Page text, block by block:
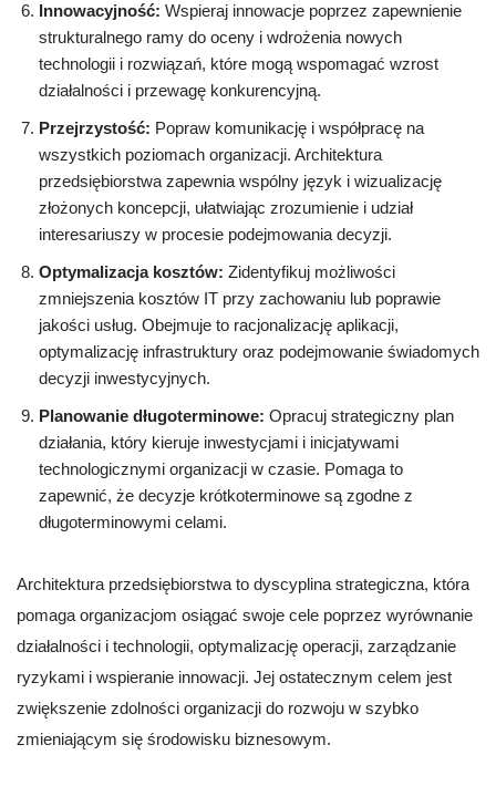
Innowacyjność: Wspieraj innowacje poprzez zapewnienie
strukturalnego ramy do oceny i wdrożenia nowych
technologii i rozwiązań, które mogą wspomagać wzrost
działalności i przewagę konkurencyjną.
Przejrzystość: Popraw komunikację i współpracę na
wszystkich poziomach organizacji. Architektura
przedsiębiorstwa zapewnia wspólny język i wizualizację
złożonych koncepcji, ułatwiając zrozumienie i udział
interesariuszy w procesie podejmowania decyzji.
Optymalizacja kosztów: Zidentyfikuj możliwości
zmniejszenia kosztów IT przy zachowaniu lub poprawie
jakości usług. Obejmuje to racjonalizację aplikacji,
optymalizację infrastruktury oraz podejmowanie świadomych
decyzji inwestycyjnych.
Planowanie długoterminowe: Opracuj strategiczny plan
działania, który kieruje inwestycjami i inicjatywami
technologicznymi organizacji w czasie. Pomaga to
zapewnić, że decyzje krótkoterminowe są zgodne z
długoterminowymi celami.
Architektura przedsiębiorstwa to dyscyplina strategiczna, która
pomaga organizacjom osiągać swoje cele poprzez wyrównanie
działalności i technologii, optymalizację operacji, zarządzanie
ryzykami i wspieranie innowacji. Jej ostatecznym celem jest
zwiększenie zdolności organizacji do rozwoju w szybko
zmieniającym się środowisku biznesowym.